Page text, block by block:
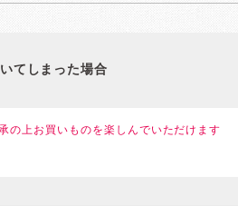
てしまった場合
の上お買いものを楽しんでいただけます